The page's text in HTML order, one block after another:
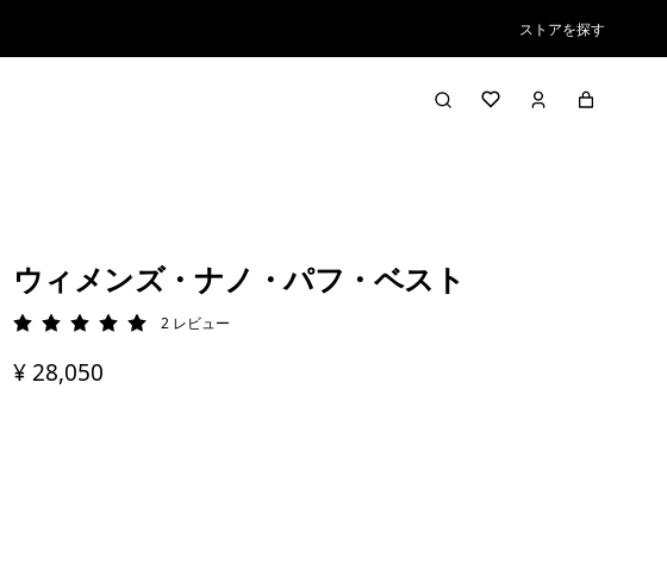
ストアを探す
ウィメンズ・ナノ・パフ・ベスト
評価: 5 / 5 2 レビュー
¥ 28,050